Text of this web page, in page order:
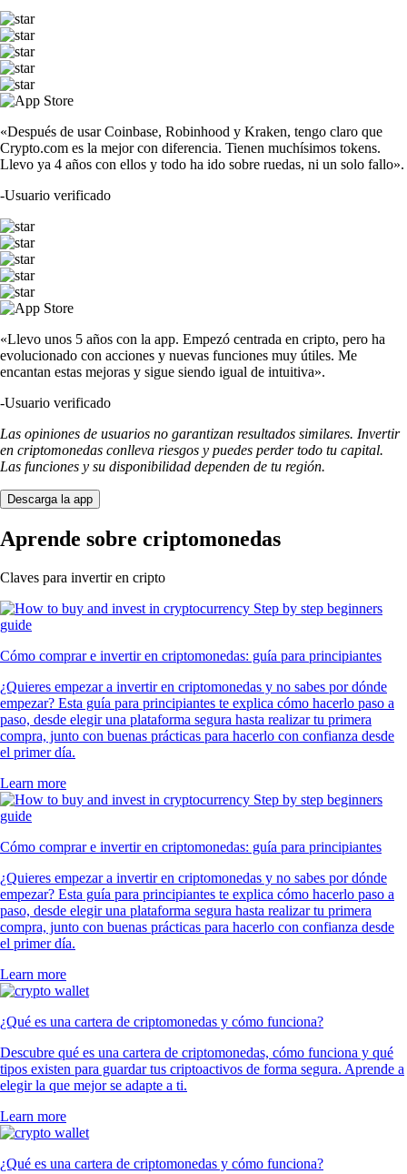
«Después de usar Coinbase, Robinhood y Kraken, tengo claro que
Crypto.com es la mejor con diferencia. Tienen muchísimos tokens.
Llevo ya 4 años con ellos y todo ha ido sobre ruedas, ni un solo fallo».
-Usuario verificado
«Llevo unos 5 años con la app. Empezó centrada en cripto, pero ha
evolucionado con acciones y nuevas funciones muy útiles. Me
encantan estas mejoras y sigue siendo igual de intuitiva».
-Usuario verificado
Las opiniones de usuarios no garantizan resultados similares. Invertir
en criptomonedas conlleva riesgos y puedes perder todo tu capital.
Las funciones y su disponibilidad dependen de tu región.
Descarga la app
Aprende sobre criptomonedas
Claves para invertir en cripto
Cómo comprar e invertir en criptomonedas: guía para principiantes
¿Quieres empezar a invertir en criptomonedas y no sabes por dónde
empezar? Esta guía para principiantes te explica cómo hacerlo paso a
paso, desde elegir una plataforma segura hasta realizar tu primera
compra, junto con buenas prácticas para hacerlo con confianza desde
el primer día.
Learn more
Cómo comprar e invertir en criptomonedas: guía para principiantes
¿Quieres empezar a invertir en criptomonedas y no sabes por dónde
empezar? Esta guía para principiantes te explica cómo hacerlo paso a
paso, desde elegir una plataforma segura hasta realizar tu primera
compra, junto con buenas prácticas para hacerlo con confianza desde
el primer día.
Learn more
¿Qué es una cartera de criptomonedas y cómo funciona?
Descubre qué es una cartera de criptomonedas, cómo funciona y qué
tipos existen para guardar tus criptoactivos de forma segura. Aprende a
elegir la que mejor se adapte a ti.
Learn more
¿Qué es una cartera de criptomonedas y cómo funciona?